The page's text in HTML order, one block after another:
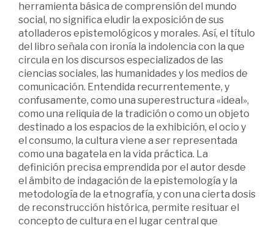
herramienta básica de comprensión del mundo
social, no significa eludir la exposición de sus
atolladeros epistemológicos y morales. Así, el título
del libro señala con ironía la indolencia con la que
circula en los discursos especializados de las
ciencias sociales, las humanidades y los medios de
comunicación. Entendida recurrentemente, y
confusamente, como una superestructura «ideal»,
como una reliquia de la tradición o como un objeto
destinado a los espacios de la exhibición, el ocio y
el consumo, la cultura viene a ser representada
como una bagatela en la vida práctica. La
definición precisa emprendida por el autor desde
el ámbito de indagación de la epistemología y la
metodología de la etnografía, y con una cierta dosis
de reconstrucción histórica, permite resituar el
concepto de cultura en el lugar central que